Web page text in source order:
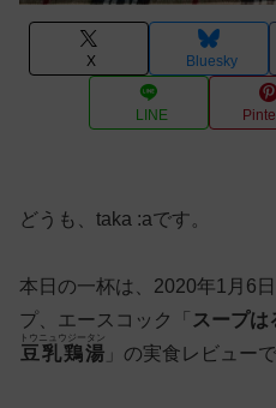
X Bluesky
LINE
どうも、taka :aです。
本日の一杯は、2020年1月6
プ、エースコック「 スープ
豆乳鶏湯
トウニュウジータン
」の実食レビューで